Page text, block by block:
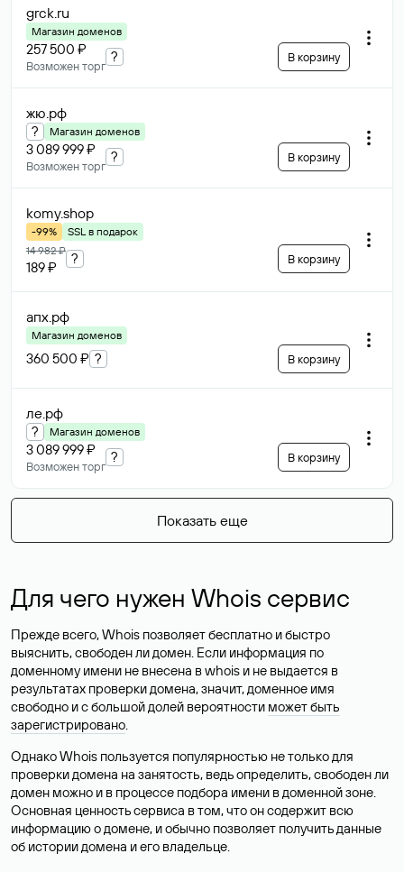
grck.ru
Магазин доменов
257 500 ₽
Возможен торг
? В корзину
жю.рф
? Магазин доменов
3 089 999 ₽
Возможен торг
? В корзину
komy.shop
-99%
SSL в подарок
14 982 ₽
189 ₽
? В корзину
апх.рф
Магазин доменов
360 500 ₽ ? В корзину
ле.рф
? Магазин доменов
3 089 999 ₽
Возможен торг
? В корзину
Показать еще
Для чего нужен Whois сервис
Прежде всего, Whois позволяет бесплатно и быстро
выяснить, свободен ли домен. Если информация по
доменному имени не внесена в whois и не выдается в
результатах проверки домена, значит, доменное имя
свободно и с большой долей вероятности может быть
зарегистрировано.
Однако Whois пользуется популярностью не только для
проверки домена на занятость, ведь определить, свободен ли
домен можно и в процессе подбора имени в доменной зоне.
Основная ценность сервиса в том, что он содержит всю
информацию о домене, и обычно позволяет получить данные
об истории домена и его владельце.